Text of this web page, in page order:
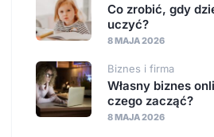
Co zrobić, gdy
uczyć?
8 MAJA 2026
Biznes i firma
Własny biznes
czego zacząć?
8 MAJA 2026